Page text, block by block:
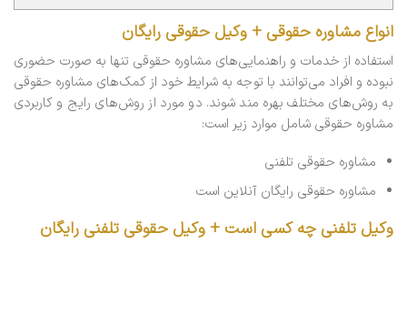
انواع مشاوره حقوقی + وکیل حقوقی رایگان
استفاده از خدمات و راهنمایی‌های مشاوره حقوقی تنها به صورت حضوری
نبوده و افراد می‌توانند با توجه به شرایط خود از کمک‌های مشاوره حقوقی
به روش‌های مختلف بهره مند شوند. دو مورد از روش‌های رایج و کاربردی
مشاوره حقوقی شامل موارد زیر است:
مشاوره حقوقی تلفنی
مشاوره حقوقی رایگان آنلاین است
وکیل تلفنی چه کسی است + وکیل حقوقی تلفنی رایگان